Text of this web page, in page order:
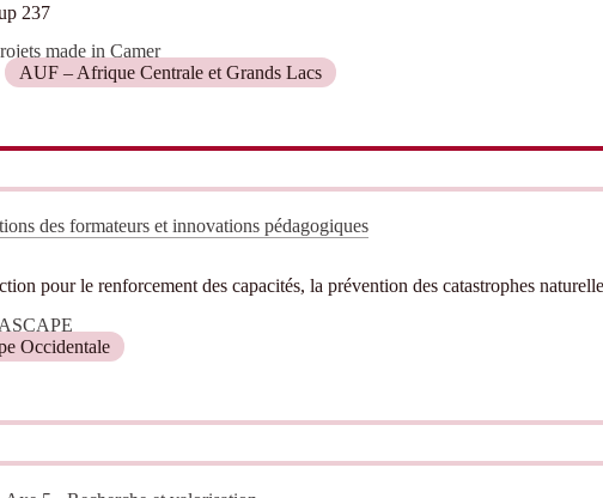
237
made in Camer
AUF – Afrique Centrale et Grands Lacs
des formateurs et innovations pédagogiques
pour le renforcement des capacités, la prévention des catastrophes
Occidentale